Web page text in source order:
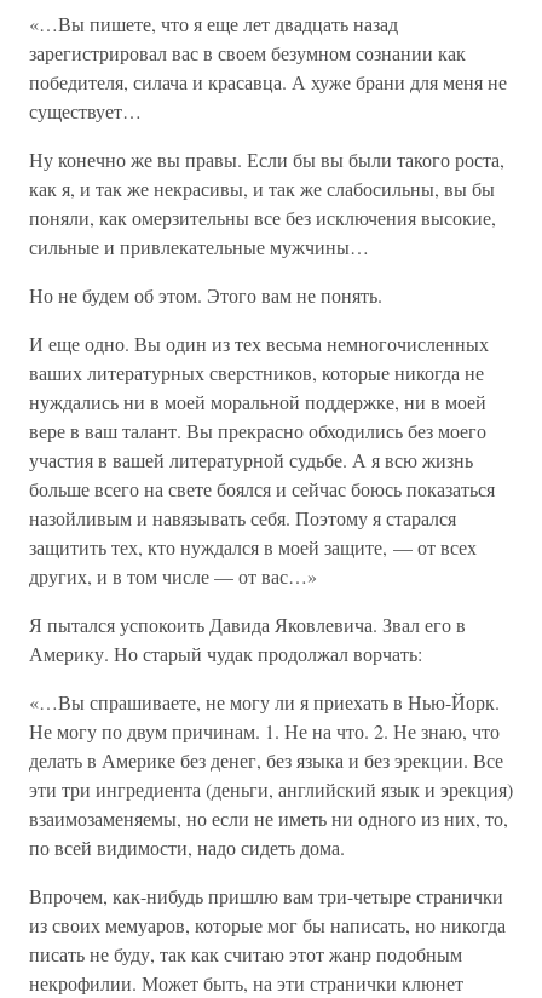
«…Вы пишете, что я еще лет двадцать назад
зарегистрировал вас в своем безумном сознании как
победителя, силача и красавца. А хуже брани для меня не
существует…
Ну конечно же вы правы. Если бы вы были такого роста,
как я, и так же некрасивы, и так же слабосильны, вы бы
поняли, как омерзительны все без исключения высокие,
сильные и привлекательные мужчины…
Но не будем об этом. Этого вам не понять.
И еще одно. Вы один из тех весьма немногочисленных
ваших литературных сверстников, которые никогда не
нуждались ни в моей моральной поддержке, ни в моей
вере в ваш талант. Вы прекрасно обходились без моего
участия в вашей литературной судьбе. А я всю жизнь
больше всего на свете боялся и сейчас боюсь показаться
назойливым и навязывать себя. Поэтому я старался
защитить тех, кто нуждался в моей защите, — от всех
других, и в том числе — от вас…»
Я пытался успокоить Давида Яковлевича. Звал его в
Америку. Но старый чудак продолжал ворчать:
«…Вы спрашиваете, не могу ли я приехать в Нью-Йорк.
Не могу по двум причинам. 1. Не на что. 2. Не знаю, что
делать в Америке без денег, без языка и без эрекции. Все
эти три ингредиента (деньги, английский язык и эрекция)
взаимозаменяемы, но если не иметь ни одного из них, то,
по всей видимости, надо сидеть дома.
Впрочем, как-нибудь пришлю вам три-четыре странички
из своих мемуаров, которые мог бы написать, но никогда
писать не буду, так как считаю этот жанр подобным
некрофилии. Может быть, на эти странички клюнет